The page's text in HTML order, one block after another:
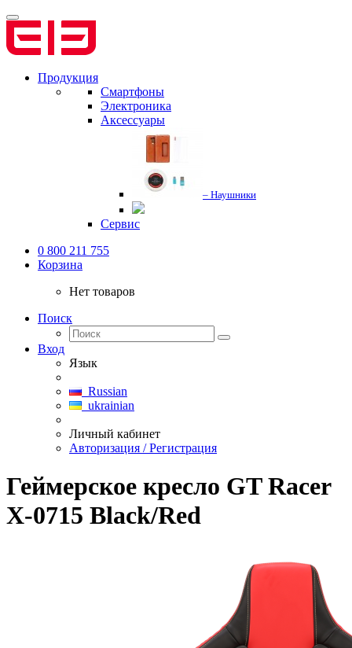
Продукция
Смартфоны
Электроника
Аксессуары
– Наушники
Сервис
0 800 211 755
Корзина
Нет товаров
Поиск
Вход
Язык
Russian
ukrainian
Личный кабинет
Авторизация / Регистрация
Геймерское кресло GT Racer
X-0715 Black/Red